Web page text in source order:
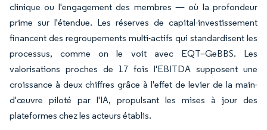
clinique ou l'engagement des membres — où la profondeur
prime sur l'étendue. Les réserves de capital-investissement
financent des regroupements multi-actifs qui standardisent les
processus, comme on le voit avec EQT–GeBBS. Les
valorisations proches de 17 fois l'EBITDA supposent une
croissance à deux chiffres grâce à l'effet de levier de la main-
d'œuvre piloté par l'IA, propulsant les mises à jour des
plateformes chez les acteurs établis.